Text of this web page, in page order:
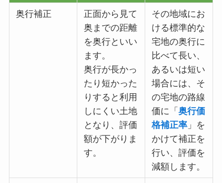
奥行補正
正面から見て
奥までの距離
を奥行といい
ます。
奥行が長かっ
たり短かった
りすると利用
しにくい土地
となり、評価
額が下がりま
す。
その地域にお
ける標準的な
宅地の奥行に
比べて長い、
あるいは短い
場合には、そ
の宅地の路線
価に「奥行価
格補正率 」を
かけて補正を
行い、評価を
減額します。